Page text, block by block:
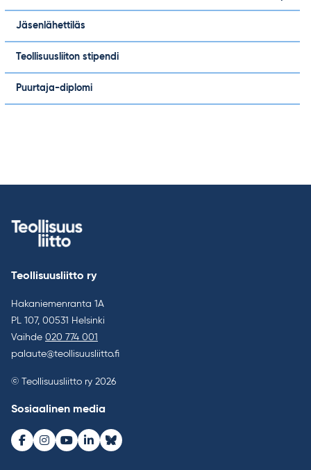
Jäsenlähettiläs
Teollisuusliiton stipendi
Puurtaja-diplomi
Teollisuusliitto ry
Hakaniemenranta 1A
PL 107, 00531 Helsinki
Vaihde 020 774 001
palaute@teollisuusliitto.fi
© Teollisuusliitto ry 2026
Sosiaalinen media
Facebook
Instagram
Youtube
LinkedInBluesky